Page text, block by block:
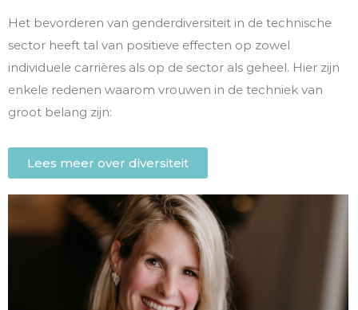
Het bevorderen van genderdiversiteit in de technische
sector heeft tal van positieve effecten op zowel
individuele carrières als op de sector als geheel. Hier zijn
enkele redenen waarom vrouwen in de techniek van
groot belang zijn:
Lees meer over diversiteit